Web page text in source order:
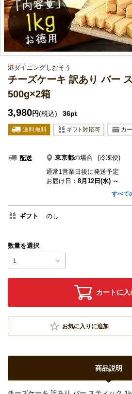
港ダイニングしおそう
チーズケーキ 訳あり バー
500g×2箱
3,980円(税込) 36pt
配送 東京都の場合
(冷凍便)
通常1営業日後に発送予定
お届け日： 8月12日(水) ～
すべて
ギフト のし
数量を選択
1
カートに入
お気に入りに追加
商品説明